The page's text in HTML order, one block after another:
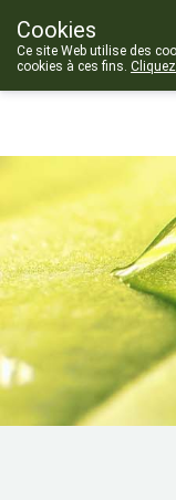
Cookies
Ce site Web utilise des
cookies à ces fins.